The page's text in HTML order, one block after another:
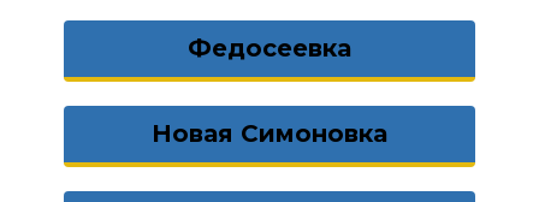
Федосеевка
Новая Симоновка